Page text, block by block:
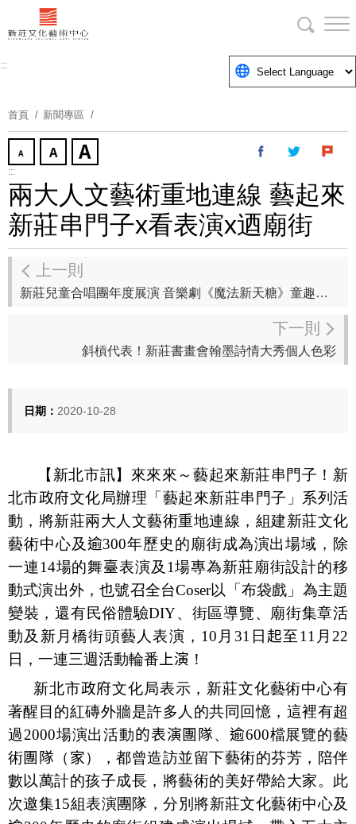
到
要
塊
:::
首頁 新聞專區
:::
兩大人文藝術重地連線 藝起來
新莊串門子x看表演x迺廟街
上一則
新莊兒童合唱團年度展演 音樂劇《魔法新天糖》童趣可愛席捲新莊演藝廳
下一則
斜槓代表！新莊書畫會翰墨詩情大秀個人色彩
日期： 2020-10-28
【新北市訊】來來來～藝起來新莊串門子！新
北市政府文化局辦理「藝起來新莊串門子」系列活
動，將新莊兩大人文藝術重地連線，組建新莊文化
藝術中心及逾300年歷史的廟街成為演出場域，除
一連14場的舞臺表演及 1場專為新莊廟街設計的移
動式演出外，也號召全台Coser以「布袋戲」為主題
變裝，還有民俗體驗DIY、街區導覽、廟街集章活
動及新月橋街頭藝人表演， 10 月 31 日 起至11 月 22
日，一連三週活動輪番 上演 ！
新北市政府文化局表示，新莊文化藝術中心有
著醒目的紅磚外牆是許多人的共同回憶，這裡有超
過2000場演出活動的表演團隊、 逾600檔展覽的藝
術團隊 （ 家），都曾造訪並留下藝術的芬芳，陪伴
數以萬計的孩子成長，將藝術的美好帶給大家。此
次邀集15組表演團隊，分別將新莊文化藝術中心及